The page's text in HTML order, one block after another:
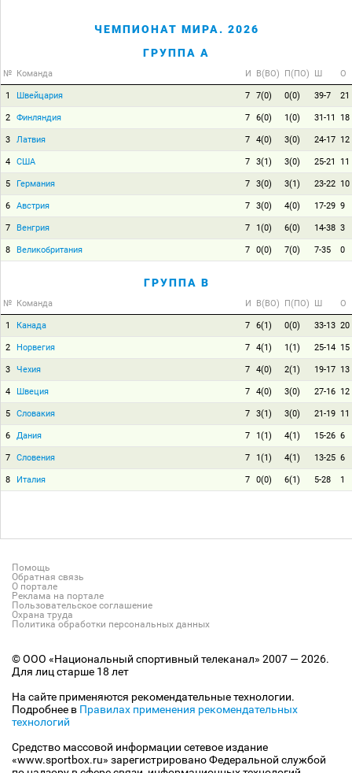
ЧЕМПИОНАТ МИРА. 2026
ГРУППА A
№ Команда И В(ВО) П(ПО) Ш О
1 Швейцария 7 7(0) 0(0) 39-7 21
2 Финляндия 7 6(0) 1(0) 31-11 18
3 Латвия 7 4(0) 3(0) 24-17 12
4 США 7 3(1) 3(0) 25-21 11
5 Германия 7 3(0) 3(1) 23-22 10
6 Австрия 7 3(0) 4(0) 17-29 9
7 Венгрия 7 1(0) 6(0) 14-38 3
8 Великобритания 7 0(0) 7(0) 7-35 0
ГРУППА B
№ Команда И В(ВО) П(ПО) Ш О
1 Канада 7 6(1) 0(0) 33-13 20
2 Норвегия 7 4(1) 1(1) 25-14 15
3 Чехия 7 4(0) 2(1) 19-17 13
4 Швеция 7 4(0) 3(0) 27-16 12
5 Словакия 7 3(1) 3(0) 21-19 11
6 Дания 7 1(1) 4(1) 15-26 6
7 Словения 7 1(1) 4(1) 13-25 6
8 Италия 7 0(0) 6(1) 5-28 1
Помощь
Обратная связь
О портале
Реклама на портале
Пользовательское соглашение
Охрана труда
Политика обработки персональных данных
© ООО «Национальный спортивный телеканал» 2007 — 2026.
Для лиц старше 18 лет
На сайте применяются рекомендательные технологии.
Подробнее в Правилах применения рекомендательных
технологий
Средство массовой информации сетевое издание
«www.sportbox.ru» зарегистрировано Федеральной службой